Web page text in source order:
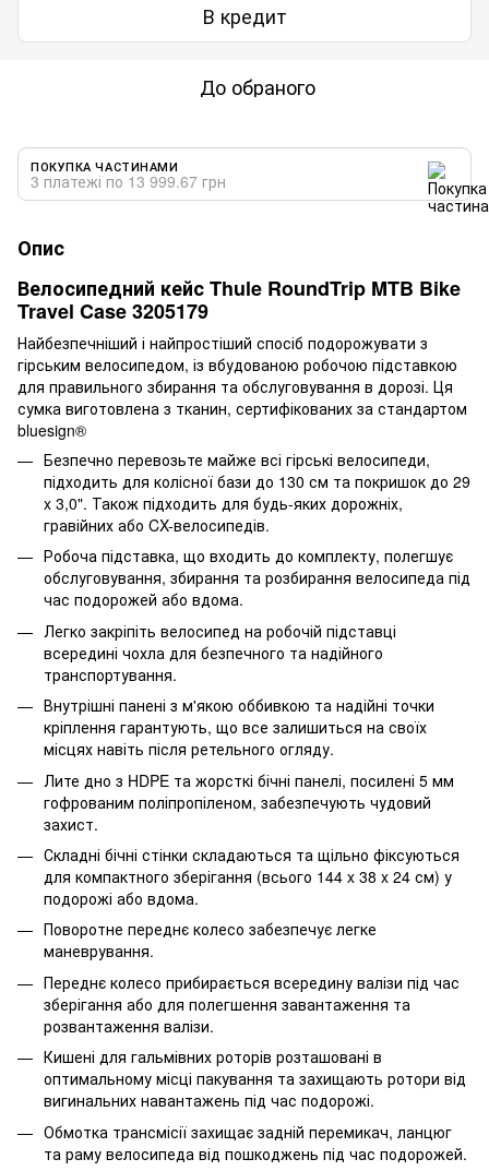
В кредит
До обраного
ПОКУПКА ЧАСТИНАМИ
3 платежі по 13 999.67 грн
Опис
Велосипедний кейс Thule RoundTrip MTB Bike
Travel Case 3205179
Найбезпечніший і найпростіший спосіб подорожувати з
гірським велосипедом, із вбудованою робочою підставкою
для правильного збирання та обслуговування в дорозі. Ця
сумка виготовлена з тканин, сертифікованих за стандартом
bluesign®
Безпечно перевозьте майже всі гірські велосипеди,
підходить для колісної бази до 130 см та покришок до 29
x 3,0". Також підходить для будь-яких дорожніх,
гравійних або CX-велосипедів.
Робоча підставка, що входить до комплекту, полегшує
обслуговування, збирання та розбирання велосипеда під
час подорожей або вдома.
Легко закріпіть велосипед на робочій підставці
всередині чохла для безпечного та надійного
транспортування.
Внутрішні панені з м'якою оббивкою та надійні точки
кріплення гарантують, що все залишиться на своїх
місцях навіть після ретельного огляду.
Лите дно з HDPE та жорсткі бічні панелі, посилені 5 мм
гофрованим поліпропіленом, забезпечують чудовий
захист.
Складні бічні стінки складаються та щільно фіксуються
для компактного зберігання (всього 144 x 38 x 24 см) у
подорожі або вдома.
Поворотне переднє колесо забезпечує легке
маневрування.
Переднє колесо прибирається всередину валізи під час
зберігання або для полегшення завантаження та
розвантаження валізи.
Кишені для гальмівних роторів розташовані в
оптимальному місці пакування та захищають ротори від
вигинальних навантажень під час подорожі.
Обмотка трансмісії захищає задній перемикач, ланцюг
та раму велосипеда від пошкоджень під час подорожей.